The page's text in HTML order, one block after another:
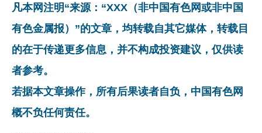
凡本网注明“来源：“XXX（非中国有色网或非中国
有色金属报）”的文章，均转载自其它媒体，转载目
的在于传递更多信息，并不构成投资建议，仅供读
者参考。
若据本文章操作，所有后果读者自负，中国有色网
概不负任何责任。